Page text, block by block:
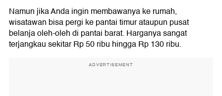
Namun jika Anda ingin membawanya ke rumah,
wisatawan bisa pergi ke pantai timur ataupun pusat
belanja oleh-oleh di pantai barat. Harganya sangat
terjangkau sekitar Rp 50 ribu hingga Rp 130 ribu.
ADVERTISEMENT